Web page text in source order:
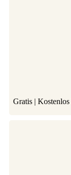
Gratis | Kostenlos